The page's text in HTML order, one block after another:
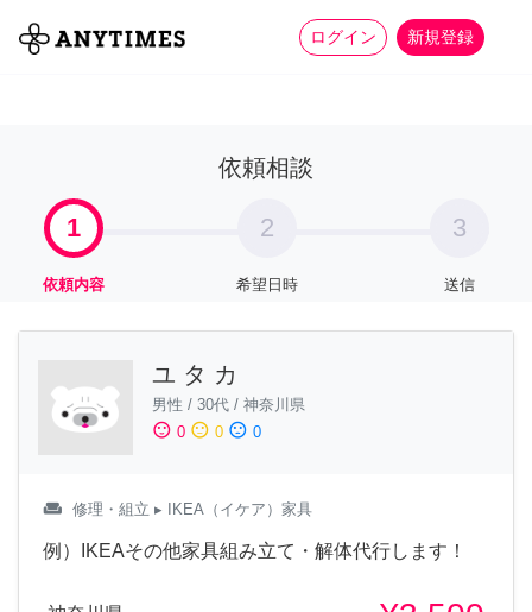
ログイン 新規登録
全て 家事 more_horiz
依頼相談
1
依頼内容
2
希望日時
3
送信
ユ タ カ
男性 / 30代 / 神奈川県
sentiment_satisfied 0 sentiment_neutral 0 sentiment_dissatisfied 0
weekend 修理・組立 ▸ IKEA（イケア）家具
例）IKEAその他家具組み立て・解体代行します！